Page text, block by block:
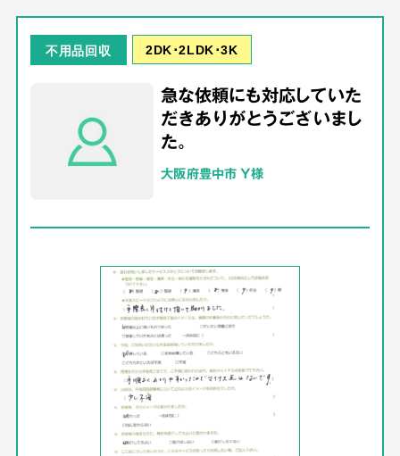
不用品回収 2DK･2LDK･3K
急な依頼にも対応していた
だきありがとうございまし
た。
大阪府豊中市 Y様